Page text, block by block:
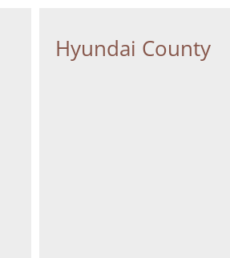
Hyundai County